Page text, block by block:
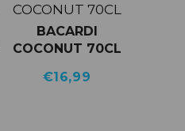
BACARDI
COCONUT 70CL
€16,99